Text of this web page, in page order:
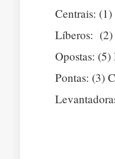
Centrais:
Líberos: (2)
Opostas:
Pontas: (3)